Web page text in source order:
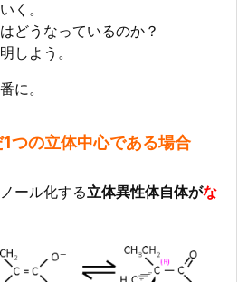
く。
どうなっているのか？
しよう。
に。
1つの立体中心である場合
ール化する立体異性体自体がな